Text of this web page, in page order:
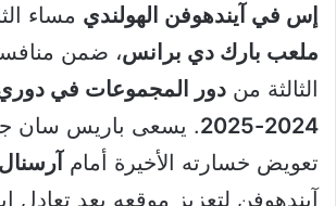
إس في آيندهوفن الهولندي مساء
ملعب بارك دي برانس، ضمن
الثالثة من دور المجموعات في دوري
2024-2025
. يسعى باريس سان
تعويض خسارته الأخيرة أمام آرسنال
آيندهوفن لتعزيز موقعه بعد تعادل